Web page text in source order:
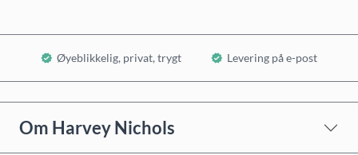
Øyeblikkelig, privat, trygt Levering på e-post
Om Harvey Nichols